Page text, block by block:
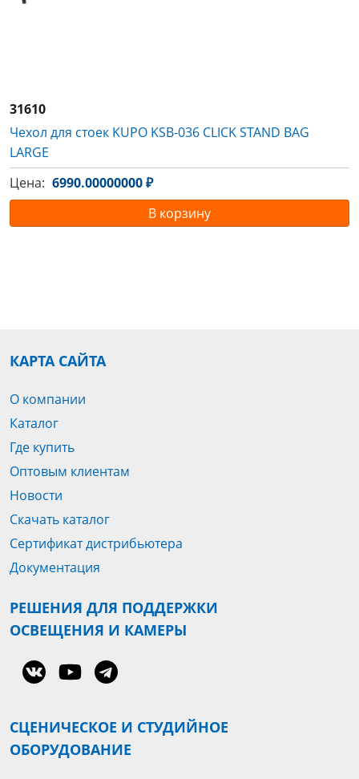
31610
Чехол для стоек KUPO KSB-036 CLICK STAND BAG
LARGE
Цена: 6990.00000000 ₽
В корзину
КАРТА САЙТА
О компании
Каталог
Где купить
Оптовым клиентам
Новости
Скачать каталог
Сертификат дистрибьютера
Документация
РЕШЕНИЯ ДЛЯ ПОДДЕРЖКИ
ОСВЕЩЕНИЯ И КАМЕРЫ
СЦЕНИЧЕСКОЕ И СТУДИЙНОЕ
ОБОРУДОВАНИЕ